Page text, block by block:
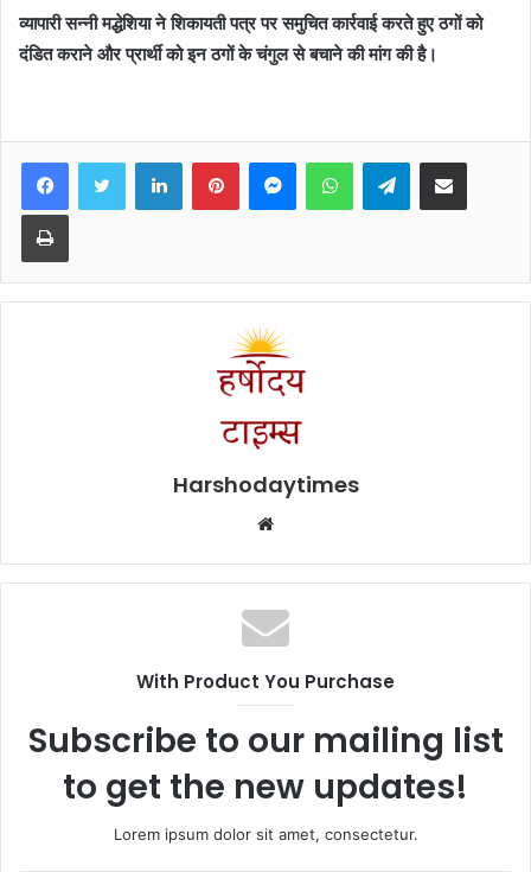
व्यापारी सन्नी मद्धेशिया ने शिकायती पत्र पर समुचित कार्रवाई करते हुए ठगों को
दंडित कराने और प्रार्थी को इन ठगों के चंगुल से बचाने की मांग की है।
FacebookTwitter LinkedInPinterestMessengerWhatsAppTelegramShare via Email
Print
Harshodaytimes
Website
With Product You Purchase
Subscribe to our mailing list
to get the new updates!
Lorem ipsum dolor sit amet, consectetur.